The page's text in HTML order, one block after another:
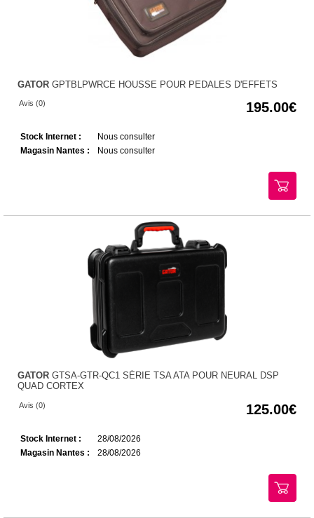
GATOR GPTBLPWRCE HOUSSE POUR PEDALES D'EFFETS
Avis (0) 195.00
Stock Internet :
Nous consulter
Magasin Nantes :
Nous consulter
GATOR GTSA-GTR-QC1 SÉRIE TSA ATA POUR NEURAL DSP
QUAD CORTEX
Avis (0) 125.00
Stock Internet :
28/08/2026
Magasin Nantes :
28/08/2026